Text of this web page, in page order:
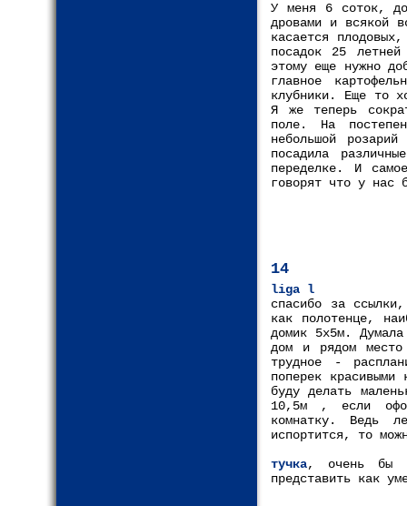
У меня 6 соток,
дровами и всякой
касается
посадок 25
этому еще нужно
главное
клубники. Еще то
Я же теперь
поле. На
небольшой
посадила
переделке. И
говорят что у нас
14
liga l
спасибо за
как полотенце,
домик 5х5м.
дом и рядом
трудное -
поперек
буду делать
10,5м , если
комнатку. Ведь
испортится, то
тучка, очень бы
представить как